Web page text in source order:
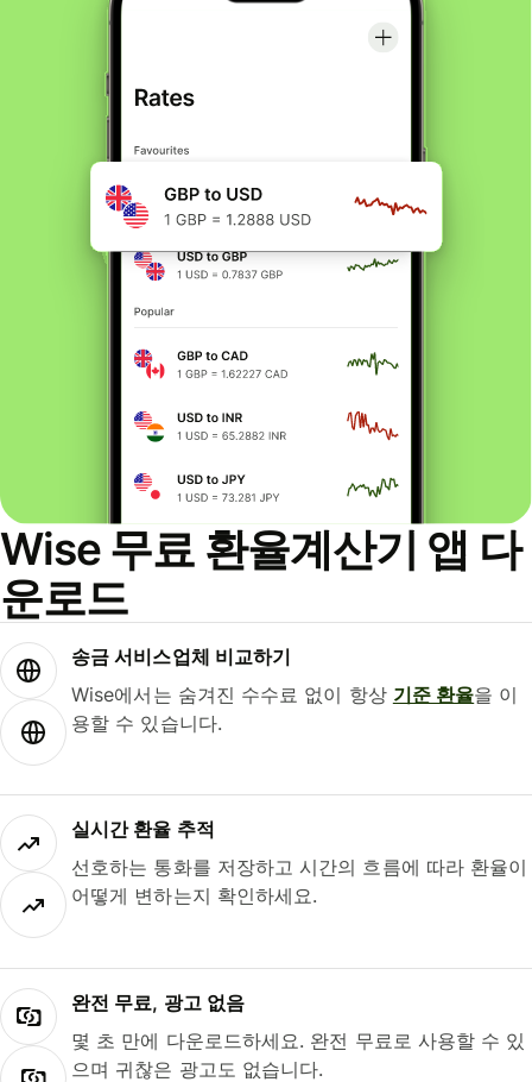
Wise 무료 환율계산기 앱 다
운로드
송금 서비스업체 비교하기
Wise에서는 숨겨진 수수료 없이 항상 기준 환율을 이
용할 수 있습니다.
실시간 환율 추적
선호하는 통화를 저장하고 시간의 흐름에 따라 환율이
어떻게 변하는지 확인하세요.
완전 무료, 광고 없음
몇 초 만에 다운로드하세요. 완전 무료로 사용할 수 있
으며 귀찮은 광고도 없습니다.